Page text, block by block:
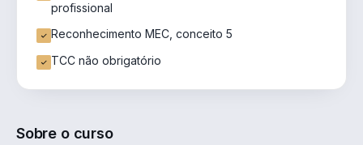
profissional
Reconhecimento MEC, conceito 5
TCC não obrigatório
Sobre o curso